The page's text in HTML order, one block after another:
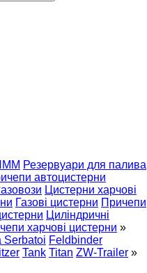
Резервуари для палива
автоцистерни
Цистерни харчові
Газові цистерни Причепи
Циліндричні
харчові цистерни »
Serbatoi Feldbinder
Tank Titan ZW-Trailer »